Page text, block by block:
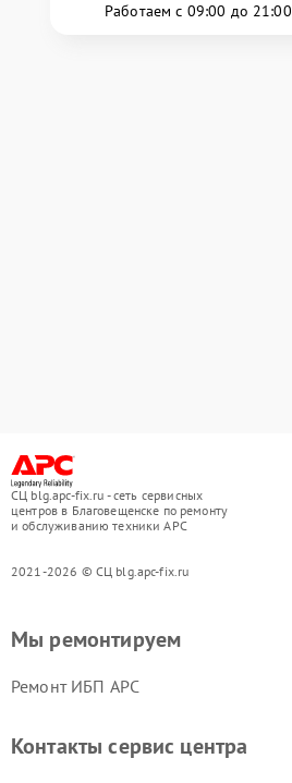
Работаем с 09:00 до 21:00
СЦ blg.apc-fix.ru - сеть сервисных
центров в Благовещенске по ремонту
и обслуживанию техники APC
2021-2026 © СЦ blg.apc-fix.ru
Мы ремонтируем
Ремонт ИБП APC
Контакты сервис центра